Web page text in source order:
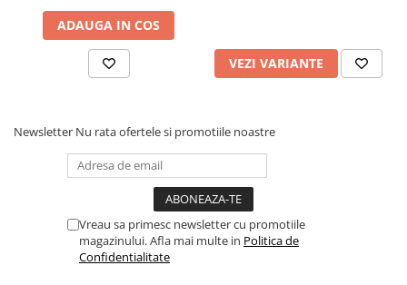
ADAUGA IN COS
VEZI VARIANTE
Newsletter Nu rata ofertele si promotiile noastre
Vreau sa primesc newsletter cu promotiile
magazinului. Afla mai multe in Politica de
Confidentialitate